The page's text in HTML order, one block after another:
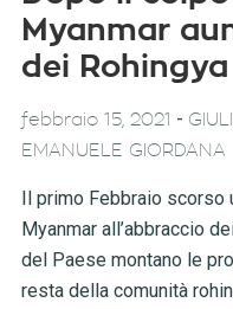
Myanmar
dei Rohingya
febbraio 15, 2021 -
EMANUELE GIORDANA
Il primo Febbraio scorso
Myanmar all’abbraccio
del Paese montano le
resta della comunità